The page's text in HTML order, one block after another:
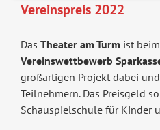
Vereinspreis 2022
Das Theater am Turm ist
Vereinswettbewerb
großartigen Projekt dabei
Teilnehmern. Das Preisgeld
Schauspielschule für Kinder